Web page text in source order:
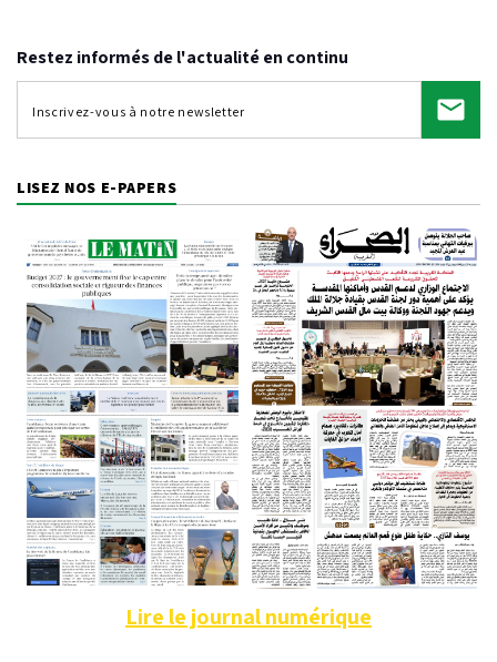
Restez informés de l'actualité en continu
LISEZ NOS E-PAPERS
Lire le journal numérique